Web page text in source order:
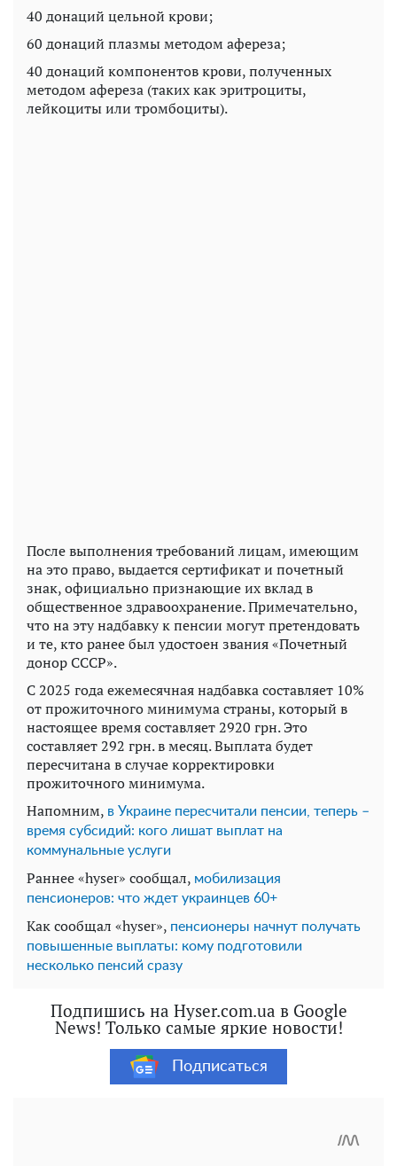
40 донаций цельной крови;
60 донаций плазмы методом афереза;
40 донаций компонентов крови, полученных
методом афереза (таких как эритроциты,
лейкоциты или тромбоциты).
После выполнения требований лицам, имеющим
на это право, выдается сертификат и почетный
знак, официально признающие их вклад в
общественное здравоохранение. Примечательно,
что на эту надбавку к пенсии могут претендовать
и те, кто ранее был удостоен звания «Почетный
донор СССР».
С 2025 года ежемесячная надбавка составляет 10%
от прожиточного минимума страны, который в
настоящее время составляет 2920 грн. Это
составляет 292 грн. в месяц. Выплата будет
пересчитана в случае корректировки
прожиточного минимума.
Напомним, в Украине пересчитали пенсии, теперь –
время субсидий: кого лишат выплат на
коммунальные услуги
Раннее «hyser» сообщал, мобилизация
пенсионеров: что ждет украинцев 60+
Как сообщал «hyser», пенсионеры начнут получать
повышенные выплаты: кому подготовили
несколько пенсий сразу
Подпишись на Hyser.com.ua в Google
News! Только самые яркие новости!
Подписаться